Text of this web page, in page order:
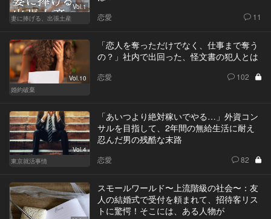
Vol.1
妻に捧げる、出張土産
恋愛 11
Vol.10
婚約破棄
「恋人を奪っただけでなく、仕事まで奪う
の？」社内で出回った、怪文書の犯人とは
恋愛 102
Vol.4
東京就活事情
「あいつより絶対稼いでやる…」外資コン
サルを目指して、2年間の無給生活に耐え
忍んだ男の残酷な末路
恋愛 82
スモールワールド〜上流階級の社会〜：友
人の結婚式で受付を頼まれて、招待客リス
トに驚愕！そこには、ある人物が